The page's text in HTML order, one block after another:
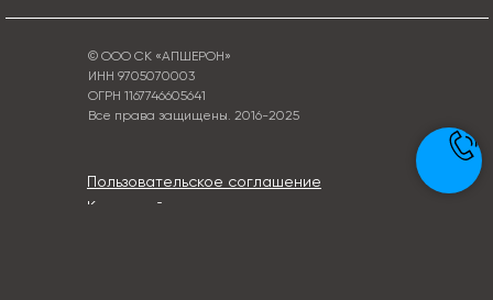
© ООО СК «АПШЕРОН»
ИНН 9705070003
ОГРН 1167746605641
Все права защищены. 2016-2025
Карта сайта
Пользовательское соглашение